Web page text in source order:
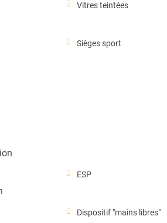
Vitres teintées
Sièges sport
ESP
Dispositif "mains libres"